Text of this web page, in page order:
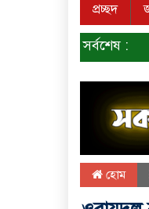
প্রচ্ছদ
সর্বশেষ :
হোম